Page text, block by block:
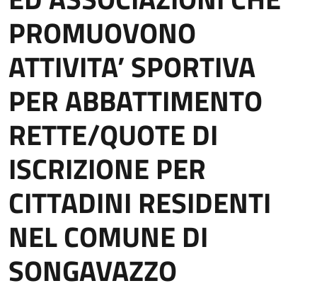
PROMUOVONO
ATTIVITA’ SPORTIVA
PER ABBATTIMENTO
RETTE/QUOTE DI
ISCRIZIONE PER
CITTADINI RESIDENTI
NEL COMUNE DI
SONGAVAZZO